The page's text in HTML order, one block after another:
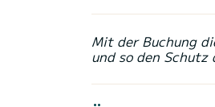
Mit der Buchung
und so den